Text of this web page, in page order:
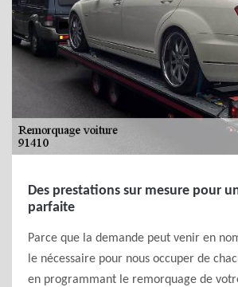
Des prestations sur mesure pour
parfaite
Parce que la demande peut venir en
le nécessaire pour nous occuper de
en programmant le remorquage de